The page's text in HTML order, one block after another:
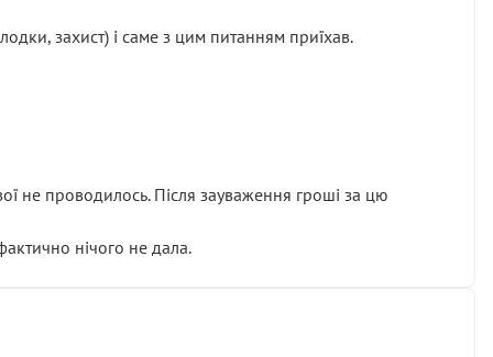
захист) і саме з цим питанням приїхав.
не проводилось. Після зауваження гроші за цю
нічого не дала.